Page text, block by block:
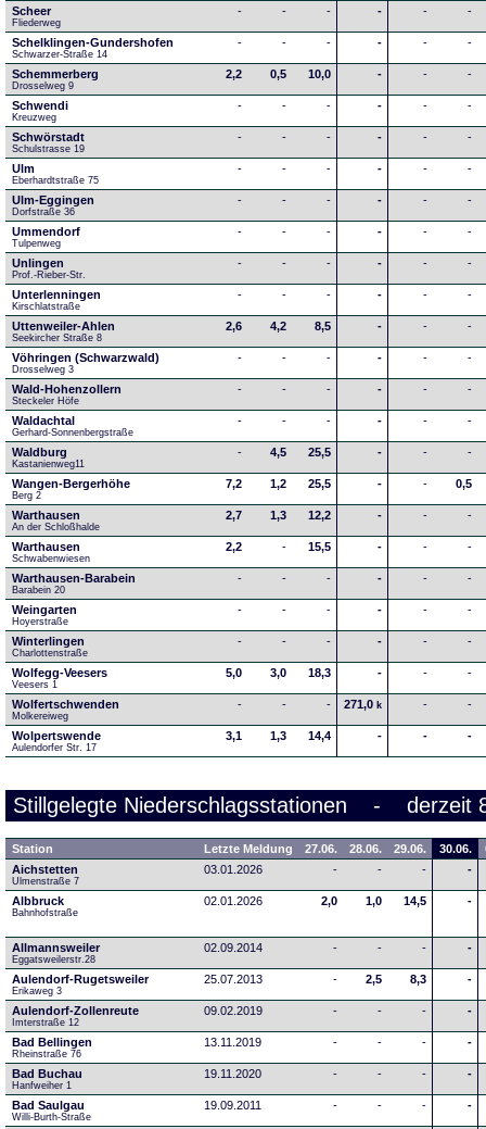
Scheer
Fliederweg
- - - - - -
Schelklingen-Gundershofen
Schwarzer-Straße 14
- - - - - -
Schemmerberg
Drosselweg 9
2,2 0,5 10,0 - - -
Schwendi
Kreuzweg
- - - - - -
Schwörstadt
Schulstrasse 19
- - - - - -
Ulm
Eberhardtstraße 75
- - - - - -
Ulm-Eggingen
Dorfstraße 36
- - - - - -
Ummendorf
Tulpenweg
- - - - - -
Unlingen
Prof.-Rieber-Str.
- - - - - -
Unterlenningen
Kirschlatstraße
- - - - - -
Uttenweiler-Ahlen
Seekircher Straße 8
2,6 4,2 8,5 - - -
Vöhringen (Schwarzwald)
Drosselweg 3
- - - - - -
Wald-Hohenzollern
Steckeler Höfe
- - - - - -
Waldachtal
Gerhard-Sonnenbergstraße
- - - - - -
Waldburg
Kastanienweg11
- 4,5 25,5 - - -
Wangen-Bergerhöhe
Berg 2
7,2 1,2 25,5 - - 0,5
Warthausen
An der Schloßhalde
2,7 1,3 12,2 - - -
Warthausen
Schwabenwiesen
2,2 - 15,5 - - -
Warthausen-Barabein
Barabein 20
- - - - - -
Weingarten
Hoyerstraße
- - - - - -
Winterlingen
Charlottenstraße
- - - - - -
Wolfegg-Veesers
Veesers 1
5,0 3,0 18,3 - - -
Wolfertschwenden
Molkereiweg
- - - 271,0 k - -
Wolpertswende
Aulendorfer Str. 17
3,1 1,3 14,4 - - -
Stillgelegte Niederschlagsstationen - derzeit
Station Letzte Meldung 27.06. 28.06. 29.06. 30.06.
Aichstetten
Ulmenstraße 7
03.01.2026 - - - -
Albbruck
Bahnhofstraße
02.01.2026 2,0 1,0 14,5 -
Allmannsweiler
Eggatsweilerstr.28
02.09.2014 - - - -
Aulendorf-Rugetsweiler
Erikaweg 3
25.07.2013 - 2,5 8,3 -
Aulendorf-Zollenreute
Imterstraße 12
09.02.2019 - - - -
Bad Bellingen
Rheinstraße 76
13.11.2019 - - - -
Bad Buchau
Hanfweiher 1
19.11.2020 - - - -
Bad Saulgau
Willi-Burth-Straße
19.09.2011 - - - -